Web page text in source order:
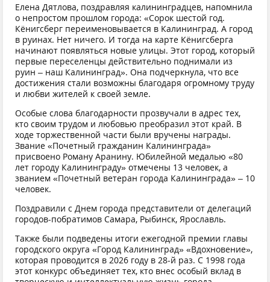
Елена Дятлова, поздравляя калининградцев, напомнила
о непростом прошлом города: «Сорок шестой год.
Кёнигсберг переименовывается в Калининград. А город
в руинах. Нет ничего. И тогда на карте Кёнигсберга
начинают появляться новые улицы. Этот город, который
первые переселенцы действительно поднимали из
руин – наш Калининград». Она подчеркнула, что все
достижения стали возможны благодаря огромному труду
и любви жителей к своей земле.
Особые слова благодарности прозвучали в адрес тех,
кто своим трудом и любовью преобразил этот край. В
ходе торжественной части были вручены награды.
Звание «Почетный гражданин Калининграда»
присвоено Роману Аранину. Юбилейной медалью «80
лет городу Калининграду» отмечены 13 человек, а
званием «Почетный ветеран города Калининграда» – 10
человек.
Поздравили с Днем города представители от делегаций
городов-побратимов Самара, Рыбинск, Ярославль.
Также были подведены итоги ежегодной премии главы
городского округа «Город Калининград» «Вдохновение»,
которая проводится в 2026 году в 28-й раз. С 1998 года
этот конкурс объединяет тех, кто внес особый вклад в